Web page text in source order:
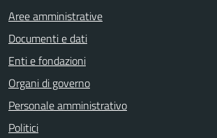
Aree amministrative
Documenti e dati
Enti e fondazioni
Organi di governo
Personale amministrativo
Politici